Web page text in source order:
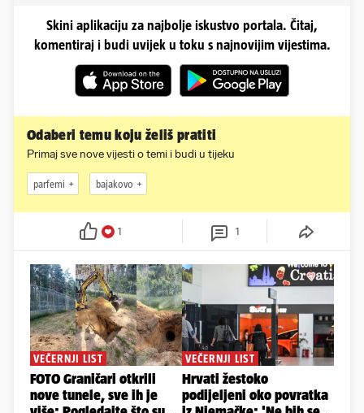
Skini aplikaciju za najbolje iskustvo portala. Čitaj,
komentiraj i budi uvijek u toku s najnovijim vijestima.
Odaberi temu koju želiš pratiti
Primaj sve nove vijesti o temi i budi u tijeku
parfemi bajakovo
1 1